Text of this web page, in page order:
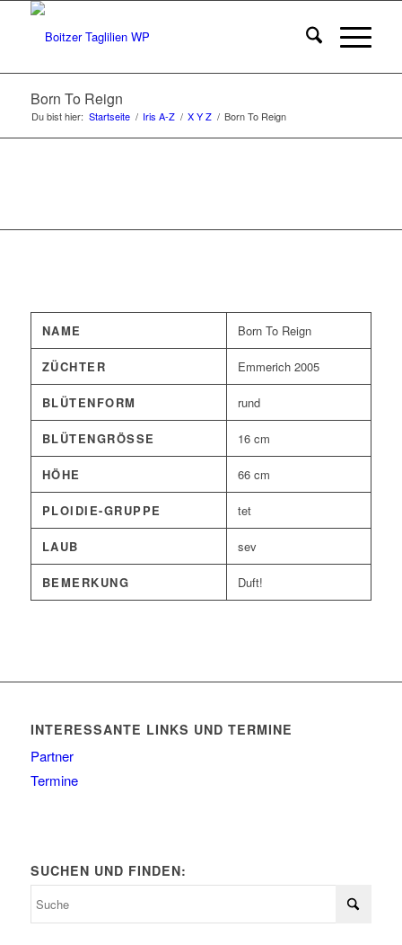
Born To Reign
Du bist hier: Startseite / Iris A-Z / X Y Z / Born To Reign
NAME Born To Reign
ZÜCHTER Emmerich 2005
BLÜTENFORM rund
BLÜTENGRÖSSE 16 cm
HÖHE 66 cm
PLOIDIE-GRUPPE tet
LAUB sev
BEMERKUNG Duft!
INTERESSANTE LINKS UND TERMINE
Partner
Termine
SUCHEN UND FINDEN: